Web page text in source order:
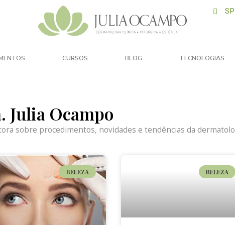
CURSOS BLOG TECNOLOGIAS
Julia Ocampo
sobre procedimentos, novidades e tendências da
BELEZA BELEZA